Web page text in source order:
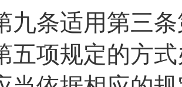
适用第三条
五项规定的方